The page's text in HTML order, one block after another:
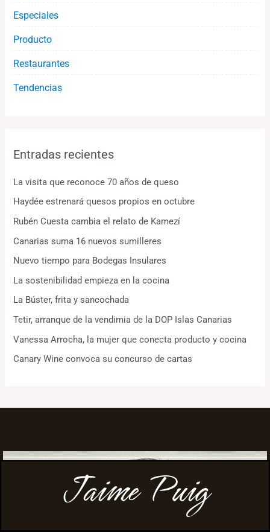
Especiales
Producto
Restaurantes
Tendencias
Entradas recientes
La visita que reconoce 70 años de queso
Haydée estrenará quesos propios en octubre
Rubén Cuesta cambia el relato de Kamezí
Canarias suma 16 nuevos sumilleres
Nuevo tiempo para Bodegas Insulares
La sostenibilidad empieza en la cocina
La Búster, frita y sancochada
Tetir, arranque de la vendimia de la DOP Islas Canarias
Vanessa Arrocha, la mujer que conecta producto y cocina
Canary Wine convoca su concurso de cartas
Jaime Puig